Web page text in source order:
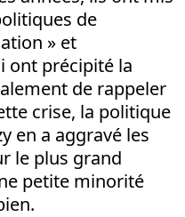
de
» et
ont précipité la
de rappeler
crise, la politique
en a aggravé les
le plus grand
petite minorité